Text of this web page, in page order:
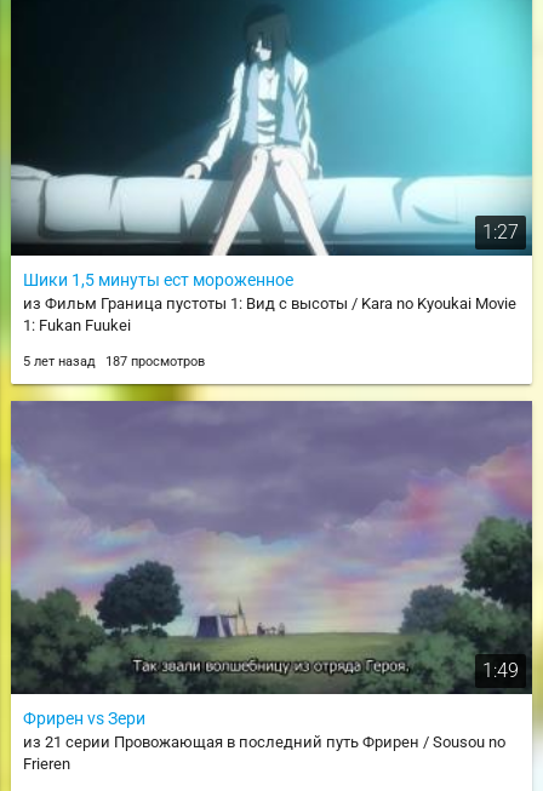
1:27
Шики 1,5 минуты ест мороженное
из Фильм Граница пустоты 1: Вид с высоты / Kara no Kyoukai Movie
1: Fukan Fuukei
5 лет назад 187 просмотров
1:49
Фрирен vs Зери
из 21 серии Провожающая в последний путь Фрирен / Sousou no
Frieren